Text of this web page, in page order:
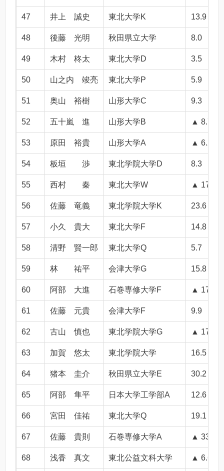
47 井上 誠史 東北大学K 13.9
48 後藤 光明 秋田県立大学 8.0
49 木村 柊太 東北大学D 3.5
50 山之内 竣亮 東北大学P 5.9
51 奥山 裕樹 山形大学C 9.3
52 五十嵐 進 山形大学B ▲ 8.7
53 原田 裕貴 山形大学A ▲ 6.2
54 板垣 渉 東北学院大学D 8.3
55 西村 秦 東北大学W ▲ 17.7
56 佐藤 竜義 東北学院大学K 23.6
57 小久 貴大 東北大学F 14.8
58 清野 賢一郎 東北大学Q 5.7
59 林 祐平 会津大学G 15.8
60 阿部 大進 石巻専修大学F ▲ 17.2
61 佐藤 元貴 会津大学F 9.9
62 古山 慎也 東北学院大学G ▲ 17.4
63 加賀 悠太 東北学院大学 16.5
64 猪本 圭介 秋田県立大学E 30.2
65 阿部 隼平 日本大学工学部A 12.6
66 宮田 佳祐 東北大学Q 19.1
67 佐藤 貴則 石巻専修大学A ▲ 33.3
68 浅香 真文 東北公益文科大学 ▲ 6.6